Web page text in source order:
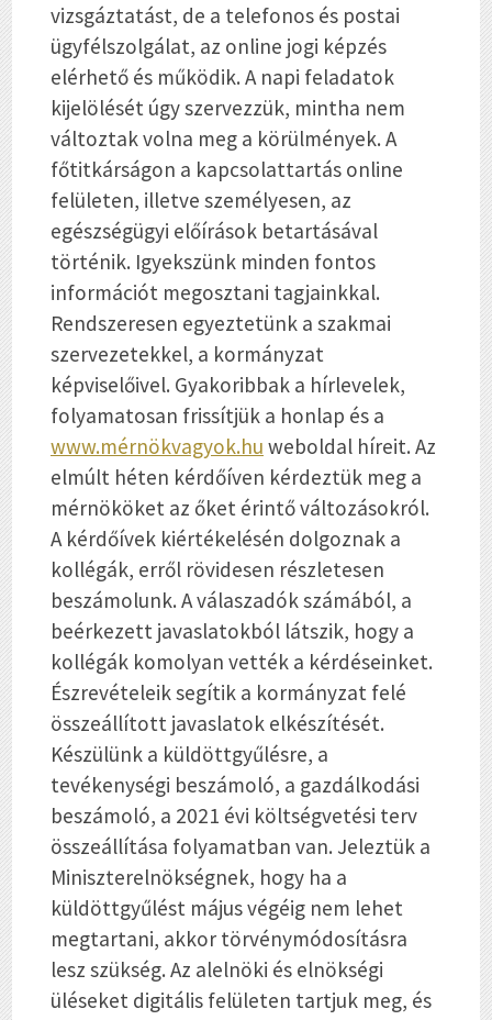
vizsgáztatást, de a telefonos és postai
ügyfélszolgálat, az online jogi képzés
elérhető és működik. A napi feladatok
kijelölését úgy szervezzük, mintha nem
változtak volna meg a körülmények. A
főtitkárságon a kapcsolattartás online
felületen, illetve személyesen, az
egészségügyi előírások betartásával
történik. Igyekszünk minden fontos
információt megosztani tagjainkkal.
Rendszeresen egyeztetünk a szakmai
szervezetekkel, a kormányzat
képviselőivel. Gyakoribbak a hírlevelek,
folyamatosan frissítjük a honlap és a
www.mérnökvagyok.hu weboldal híreit. Az
elmúlt héten kérdőíven kérdeztük meg a
mérnököket az őket érintő változásokról.
A kérdőívek kiértékelésén dolgoznak a
kollégák, erről rövidesen részletesen
beszámolunk. A válaszadók számából, a
beérkezett javaslatokból látszik, hogy a
kollégák komolyan vették a kérdéseinket.
Észrevételeik segítik a kormányzat felé
összeállított javaslatok elkészítését.
Készülünk a küldöttgyűlésre, a
tevékenységi beszámoló, a gazdálkodási
beszámoló, a 2021 évi költségvetési terv
összeállítása folyamatban van. Jeleztük a
Miniszterelnökségnek, hogy ha a
küldöttgyűlést május végéig nem lehet
megtartani, akkor törvénymódosításra
lesz szükség. Az alelnöki és elnökségi
üléseket digitális felületen tartjuk meg, és